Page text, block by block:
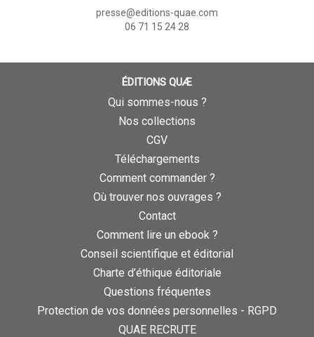
presse@editions-quae.com
06 71 15 24 28
ÉDITIONS QUÆ
Qui sommes-nous ?
Nos collections
CGV
Téléchargements
Comment commander ?
Où trouver nos ouvrages ?
Contact
Comment lire un ebook ?
Conseil scientifique et éditorial
Charte d’éthique éditoriale
Questions fréquentes
Protection de vos données personnelles - RGPD
QUAE RECRUTE